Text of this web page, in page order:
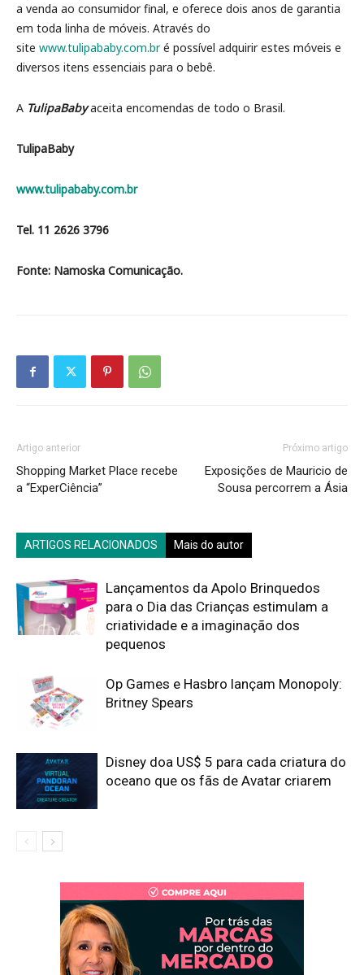
a venda ao consumidor final, e oferece dois anos de garantia
em toda linha de móveis. Através do
site www.tulipababy.com.bré possível adquirir estes móveis e
diversos itens essenciais para o bebê.
A TulipaBabyaceita encomendas de todo o Brasil.
TulipaBaby
www.tulipababy.com.br
Tel. 11 2626 3796
Fonte: Namoska Comunicação.
Artigo anterior
Shopping Market Place recebe
a “ExperCiência”
Próximo artigo
Exposições de Mauricio de
Sousa percorrem a Ásia
ARTIGOS RELACIONADOS Mais do autor
Lançamentos da Apolo Brinquedos
para o Dia das Crianças estimulam a
criatividade e a imaginação dos
pequenos
Op Games e Hasbro lançam Monopoly:
Britney Spears
Disney doa US$ 5 para cada criatura do
oceano que os fãs de Avatar criarem